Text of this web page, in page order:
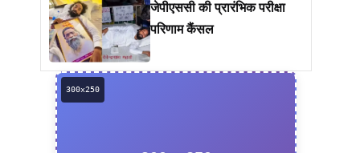
जेपीएससी की प्रारंभिक परीक्षा
परिणाम कैंसल